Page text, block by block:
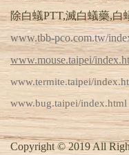
除白蟻PTT,滅白蟻藥,白
www.tbb-pco.com.tw/
www.mouse.taipei/
www.termite.taipei/
www.bug.taipei/index.html
Copyright © 2019 All